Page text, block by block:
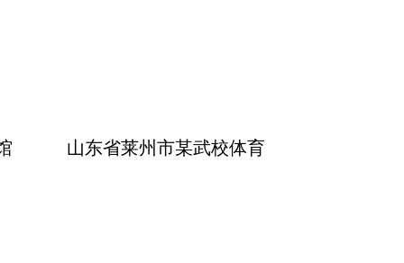
山东省莱州市某武校体育